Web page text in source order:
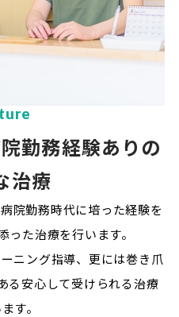
勤務経験ありの
治療
院勤務時代に培った経験を
った治療を行います。
ニング指導、更には巻き爪
る安心して受けられる治療
す。